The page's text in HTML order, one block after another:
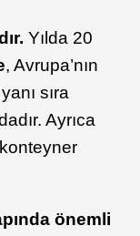
Yılda 20
, Avrupa’nın
sıra
Ayrıca
önemli